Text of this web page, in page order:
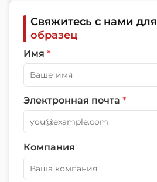
Свяжитесь с нами для
образец
Имя *
Электронная почта *
Компания